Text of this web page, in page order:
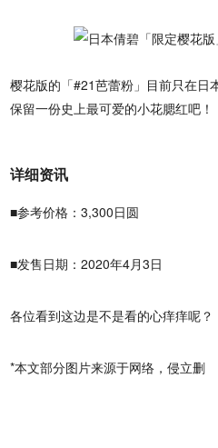
樱花版的「#21芭蕾粉」目前只在日
保留一份史上最可爱的小花腮红吧！
详细资讯
■参考价格：3,300日圆
■发售日期：2020年4月3日
各位看到这边是不是看的心痒痒呢？
*本文部分图片来源于网络，侵立删